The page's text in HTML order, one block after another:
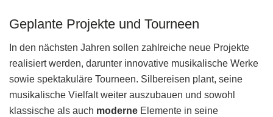
Geplante Projekte und Tourneen
In den nächsten Jahren sollen zahlreiche neue Projekte
realisiert werden, darunter innovative musikalische Werke
sowie spektakuläre Tourneen. Silbereisen plant, seine
musikalische Vielfalt weiter auszubauen und sowohl
klassische als auch moderne Elemente in seine